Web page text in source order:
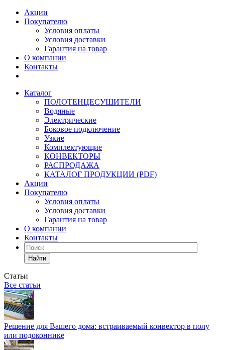
Акции
Покупателю
Условия оплаты
Условия доставки
Гарантия на товар
О компании
Контакты
Каталог
ПОЛОТЕНЦЕСУШИТЕЛИ
Водяные
Электрические
Боковое подключение
Узкие
Комплектующие
КОНВЕКТОРЫ
РАСПРОДАЖА
КАТАЛОГ ПРОДУКЦИИ (PDF)
Акции
Покупателю
Условия оплаты
Условия доставки
Гарантия на товар
О компании
Контакты
Найти
Статьи
Все статьи
Решение для Вашего дома: встраиваемый конвектор в полу
или подоконнике